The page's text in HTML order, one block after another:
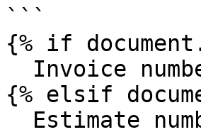
```
{% if
{% elsif